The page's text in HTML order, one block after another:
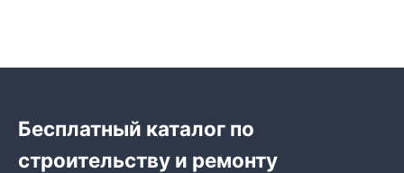
Бесплатный каталог по
строительству и ремонту